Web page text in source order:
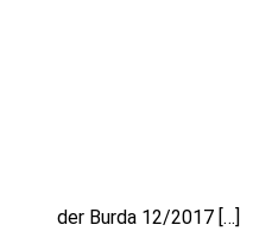
der Burda 12/2017 […]